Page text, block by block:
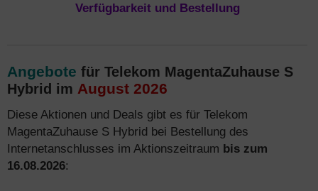
Verfügbarkeit und Bestellung
Angebote für Telekom MagentaZuhause S
Hybrid im August 2026
Diese Aktionen und Deals gibt es für Telekom
MagentaZuhause S Hybrid bei Bestellung des
Internetanschlusses im Aktionszeitraum bis zum
16.08.2026: